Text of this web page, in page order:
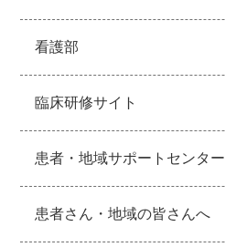
看護部
臨床研修サイト
患者・地域サポートセンター
患者さん・地域の皆さんへ